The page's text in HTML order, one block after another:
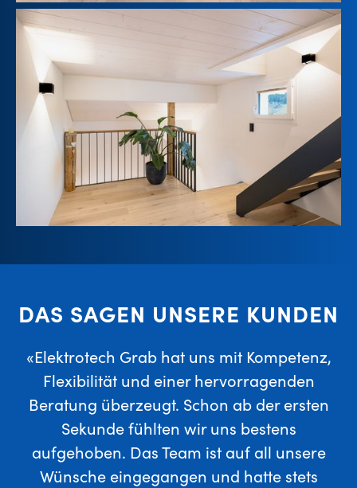
DAS SAGEN UNSERE KUNDEN
«Elektrotech Grab hat uns mit Kompetenz,
Flexibilität und einer hervorragenden
Beratung überzeugt. Schon ab der ersten
Sekunde fühlten wir uns bestens
aufgehoben. Das Team ist auf all unsere
Wünsche eingegangen und hatte stets